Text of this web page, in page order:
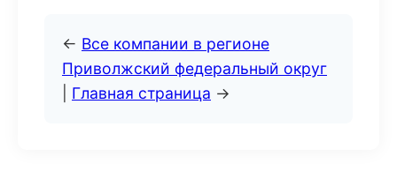
← Все компании в регионе
Приволжский федеральный округ
Главная страница →